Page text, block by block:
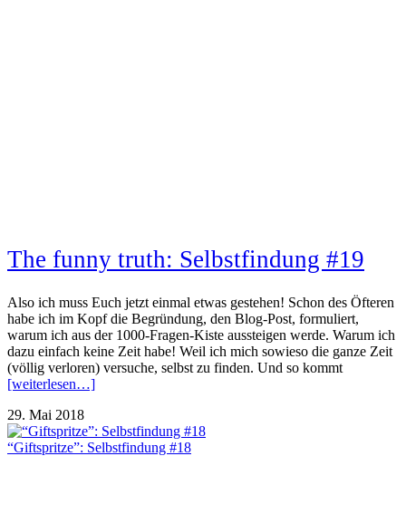
The funny truth: Selbstfindung #19
Also ich muss Euch jetzt einmal etwas gestehen! Schon des Öfteren
habe ich im Kopf die Begründung, den Blog-Post, formuliert,
warum ich aus der 1000-Fragen-Kiste aussteigen werde. Warum ich
dazu einfach keine Zeit habe! Weil ich mich sowieso die ganze Zeit
(völlig verloren) versuche, selbst zu finden. Und so kommt
[weiterlesen…]
29. Mai 2018
“Giftspritze”: Selbstfindung #18